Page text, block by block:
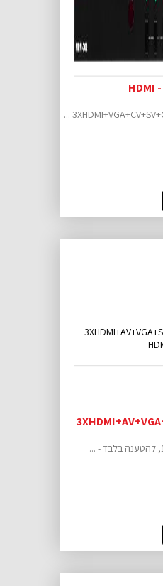
בורר מולטי פורמט - HDMI
בורר 3XHDMI+AV+VGA+SVIDEO TO